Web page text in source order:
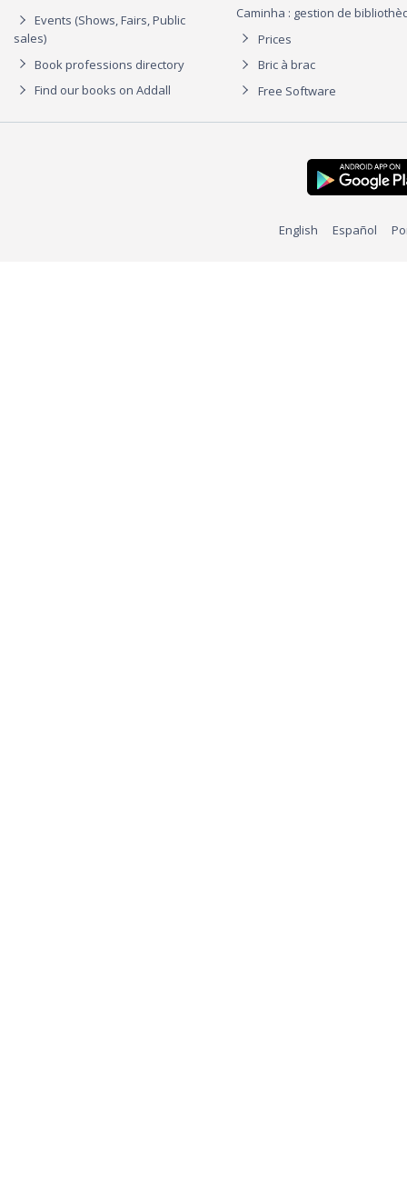
Events (Shows, Fairs, Public
sales)
Book professions directory
Find our books on Addall
Caminha : gestion de
Prices
Bric à brac
Free Software
English Español